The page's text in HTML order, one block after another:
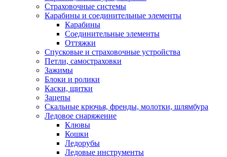
Страховочные системы
Карабины и соединительные элементы
Карабины
Соединительные элементы
Оттяжки
Спусковые и страховочные устройства
Петли, самостраховки
Зажимы
Блоки и ролики
Каски, щитки
Зацепы
Скальные крючья, френды, молотки, шлямбура
Ледовое снаряжение
Клювы
Кошки
Ледорубы
Ледовые инструменты